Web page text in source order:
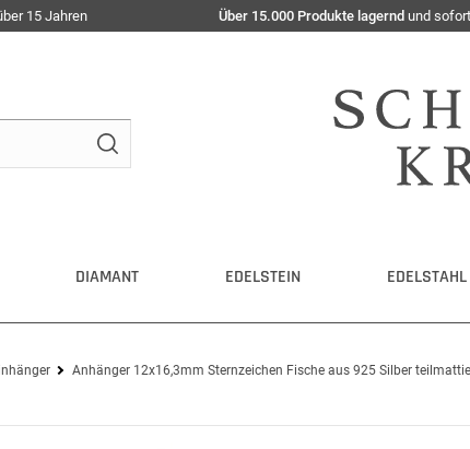
15 Jahren Über 15.000 Produkte lagernd und
DIAMANT EDELSTEIN EDELSTAHL
Anhänger 12x16,3mm Sternzeichen Fische aus 925 Silber